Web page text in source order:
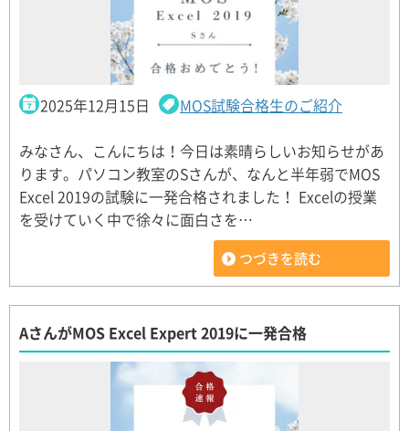
2025年12月15日 MOS試験合格生のご紹介
みなさん、こんにちは！今日は素晴らしいお知らせがあ
ります。パソコン教室のSさんが、なんと半年弱でMOS
Excel 2019の試験に一発合格されました！ Excelの授業
を受けていく中で徐々に面白さを…
つづきを読む
AさんがMOS Excel Expert 2019に一発合格